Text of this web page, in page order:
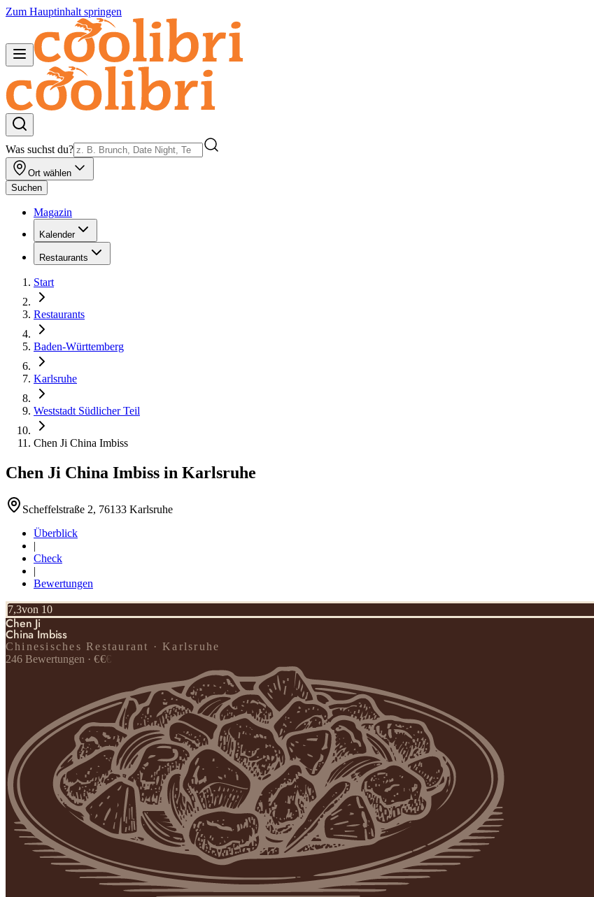
Zum Hauptinhalt springen
Was suchst du?
Ort wählen
Suchen
Magazin
Kalender
Restaurants
Start
Restaurants
Baden-Württemberg
Karlsruhe
Weststadt Südlicher Teil
Chen Ji China Imbiss
Chen Ji China Imbiss in Karlsruhe
Scheffelstraße 2, 76133 Karlsruhe
Überblick
|
Check
|
Bewertungen
7,3von 10
Chen Ji
China Imbiss
Chinesisches Restaurant · Karlsruhe
246 Bewertungen · €€€